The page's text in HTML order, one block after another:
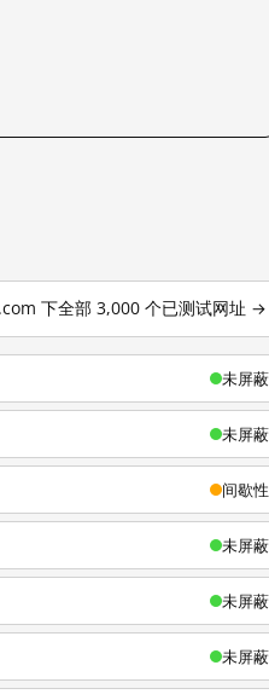
下全部 3,000 个已测试网址 →
未屏蔽
未屏蔽
间歇性
未屏蔽
未屏蔽
未屏蔽